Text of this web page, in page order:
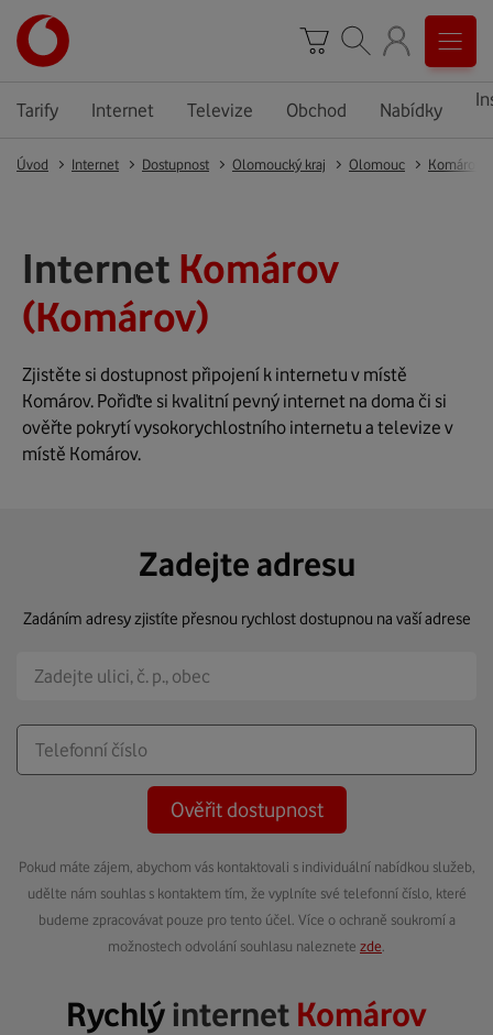
Tarify Internet Televize Obchod Nabídky
Úvod Internet Dostupnost Olomoucký kraj Olomouc Komárov
Internet Komárov
(Komárov)
Zjistěte si dostupnost připojení k internetu v místě
Komárov. Pořiďte si kvalitní pevný internet na doma či si
ověřte pokrytí vysokorychlostního internetu a televize v
místě Komárov.
Zadejte adresu
Zadáním adresy zjistíte přesnou rychlost dostupnou na vaší adrese
Ověřit dostupnost
Pokud máte zájem, abychom vás kontaktovali s individuální nabídkou služeb,
udělte nám souhlas s kontaktem tím, že vyplníte své telefonní číslo, které
budeme zpracovávat pouze pro tento účel. Více o ochraně soukromí a
možnostech odvolání souhlasu naleznete zde
Rychlýinternet Komárov